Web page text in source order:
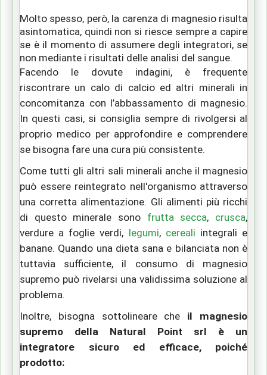
Molto spesso, però, la carenza di magnesio risulta
asintomatica, quindi non si riesce sempre a capire
se è il momento di assumere degli integratori, se
non mediante i risultati delle analisi del sangue.
Facendo le dovute indagini, è frequente
riscontrare un calo di calcio ed altri minerali in
concomitanza con l’abbassamento di magnesio.
In questi casi, si consiglia sempre di rivolgersi al
proprio medico per approfondire e comprendere
se bisogna fare una cura più consistente.
Come tutti gli altri sali minerali anche il magnesio
può essere reintegrato nell'organismo attraverso
una corretta alimentazione. Gli alimenti più ricchi
di questo minerale sono frutta secca, crusca,
verdure a foglie verdi, legumi, cereali integrali e
banane. Quando una dieta sana e bilanciata non è
tuttavia sufficiente, il consumo di magnesio
supremo può rivelarsi una validissima soluzione al
problema.
Inoltre, bisogna sottolineare che il magnesio
supremo della Natural Point srl è un
integratore sicuro ed efficace, poiché
prodotto: